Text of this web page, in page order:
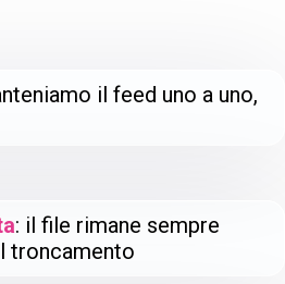
il feed uno a uno,
: il file rimane sempre
troncamento